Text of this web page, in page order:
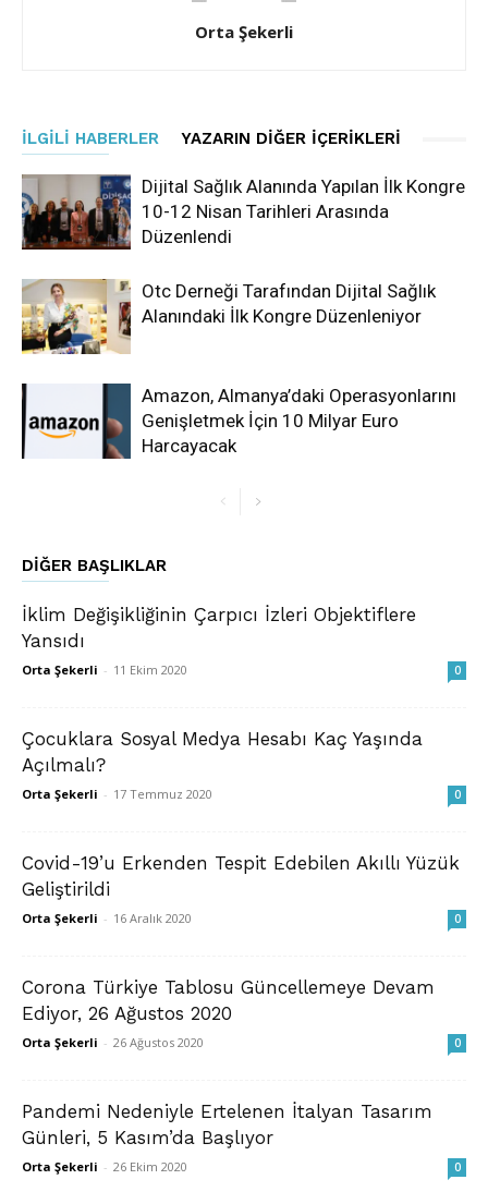
Orta Şekerli
İLGILI HABERLER YAZARIN DIĞER İÇERIKLERI
Dijital Sağlık Alanında Yapılan İlk Kongre
10-12 Nisan Tarihleri Arasında
Düzenlendi
Otc Derneği Tarafından Dijital Sağlık
Alanındaki İlk Kongre Düzenleniyor
Amazon, Almanya’daki Operasyonlarını
Genişletmek İçin 10 Milyar Euro
Harcayacak
DIĞER BAŞLIKLAR
İklim Değişikliğinin Çarpıcı İzleri Objektiflere
Yansıdı
Orta Şekerli - 11 Ekim 2020 0
Çocuklara Sosyal Medya Hesabı Kaç Yaşında
Açılmalı?
Orta Şekerli - 17 Temmuz 2020 0
Covid-19’u Erkenden Tespit Edebilen Akıllı Yüzük
Geliştirildi
Orta Şekerli - 16 Aralık 2020 0
Corona Türkiye Tablosu Güncellemeye Devam
Ediyor, 26 Ağustos 2020
Orta Şekerli - 26 Ağustos 2020 0
Pandemi Nedeniyle Ertelenen İtalyan Tasarım
Günleri, 5 Kasım’da Başlıyor
Orta Şekerli - 26 Ekim 2020 0